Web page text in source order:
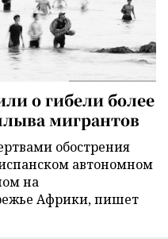
о гибели более
мигрантов
обострения
автономном
на
Африки, пишет